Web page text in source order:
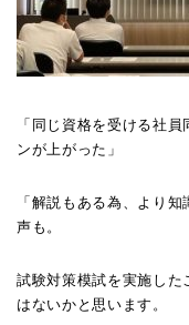
「同じ資格を受ける社
ンが上がった」
「解説もある為、より
声も。
試験対策模試を実施した
はないかと思います。